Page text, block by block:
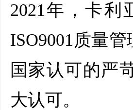
2021年，卡
ISO9001质量
国家认可的严
大认可。